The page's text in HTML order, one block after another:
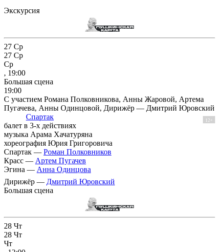
Экскурсия
27 Ср
27 Ср
Ср
, 19:00
Большая сцена
19:00
С участием Романа Полковникова, Анны Жаровой, Артема
Пугачева, Анны Одинцовой, Дирижёр — Дмитрий Юровский
Спартак
12+
балет в 3-х действиях
музыка Арама Хачатуряна
хореография Юрия Григоровича
Спартак — Роман Полковников
Красс — Артем Пугачев
Эгина — Анна Одинцова
Дирижёр — Дмитрий Юровский
Большая сцена
28 Чт
28 Чт
Чт